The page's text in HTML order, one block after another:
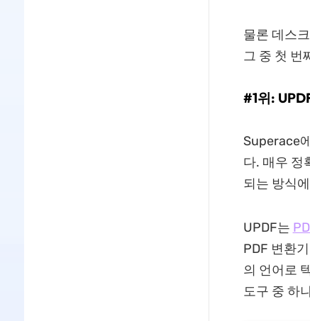
물론 데스
그 중 첫 번
#1위:
Superace
다. 매우 정
되는 방식
UPDF는
PDF 변환
의 언어로
도구 중 하